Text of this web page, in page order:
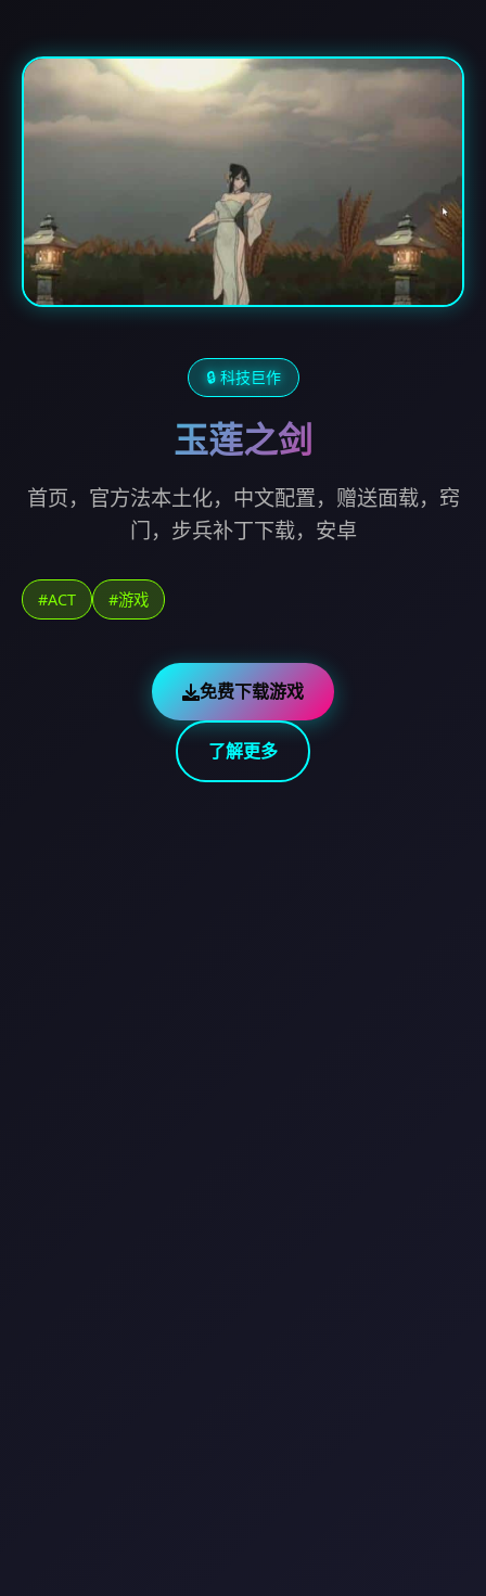
🔒 科技巨作
玉莲之剑
首页，官方法本土化，中文配置，赠送面载，窍
门，步兵补丁下载，安卓
#ACT #游戏
免费下载游戏
了解更多